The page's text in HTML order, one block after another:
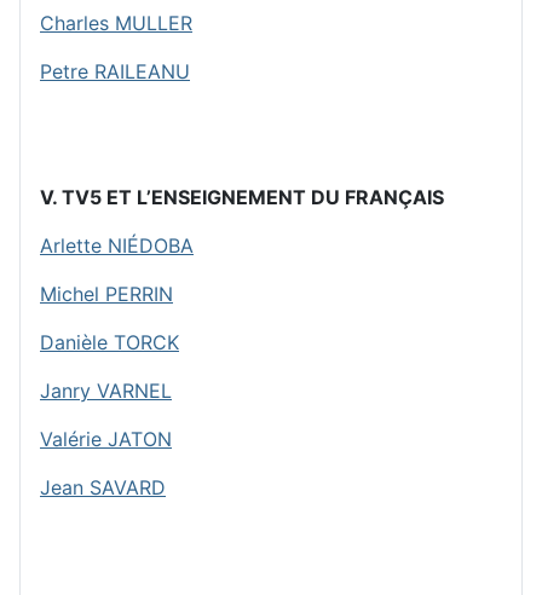
Charles MULLER
Petre RAILEANU
V. TV5 ET L’ENSEIGNEMENT DU FRANÇAIS
Arlette NIÉDOBA
Michel PERRIN
Danièle TORCK
Janry VARNEL
Valérie JATON
Jean SAVARD